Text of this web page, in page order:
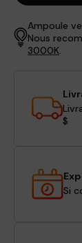
Ampoule
Nous
3000K
$
Si